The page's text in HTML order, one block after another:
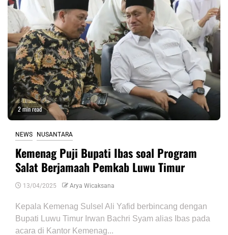
2 min read
NEWS NUSANTARA
Kemenag Puji Bupati Ibas soal Program
Salat Berjamaah Pemkab Luwu Timur
13/04/2025 Arya Wicaksana
Kepala Kemenag Sulsel Ali Yafid berbincang dengan
Bupati Luwu Timur Irwan Bachri Syam alias Ibas pada
acara di Kantor Kemenag...